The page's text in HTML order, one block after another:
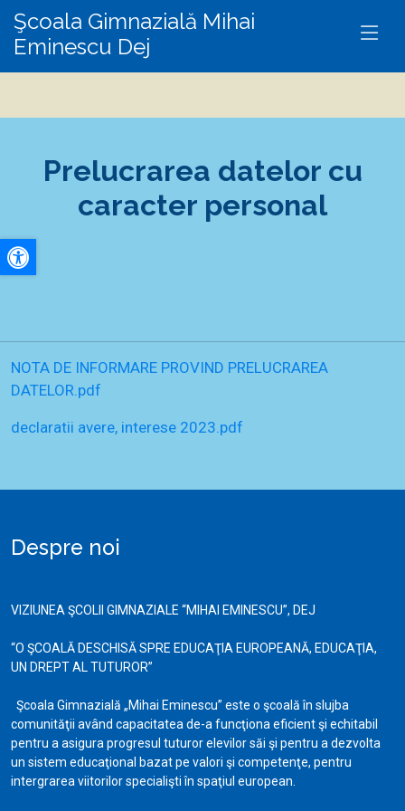
Şcoala Gimnazială Mihai
Eminescu Dej
A+
Prelucrarea datelor cu
caracter personal
NOTA DE INFORMARE PROVIND PRELUCRAREA
DATELOR.pdf
declaratii avere, interese 2023.pdf
Despre noi
VIZIUNEA ŞCOLII GIMNAZIALE “MIHAI EMINESCU”, DEJ
“O ŞCOALĂ DESCHISĂ SPRE EDUCAŢIA EUROPEANĂ, EDUCAŢIA,
UN DREPT AL TUTUROR”
Şcoala Gimnazială „Mihai Eminescu” este o şcoală în slujba
comunităţii având capacitatea de-a funcţiona eficient şi echitabil
pentru a asigura progresul tuturor elevilor săi şi pentru a dezvolta
un sistem educaţional bazat pe valori şi competenţe, pentru
intergrarea viitorilor specialişti în spaţiul european.